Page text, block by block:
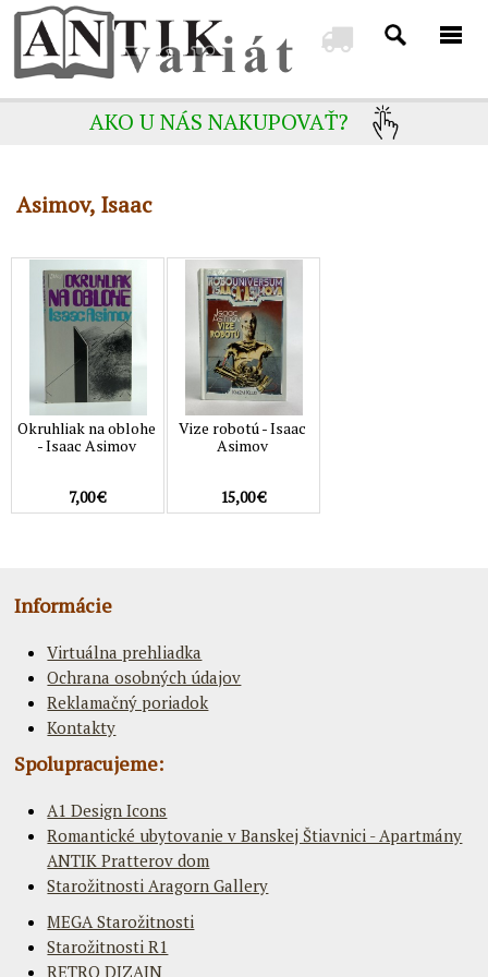
AKO U NÁS NAKUPOVAŤ?
Asimov, Isaac
Okruhliak na oblohe
- Isaac Asimov
7,00 €
Vize robotú - Isaac
Asimov
15,00 €
Informácie
Virtuálna prehliadka
Ochrana osobných údajov
Reklamačný poriadok
Kontakty
Spolupracujeme:
A1 Design Icons
Romantické ubytovanie v Banskej Štiavnici - Apartmány
ANTIK Pratterov dom
Starožitnosti Aragorn Gallery
MEGA Starožitnosti
Starožitnosti R1
RETRO DIZAJN